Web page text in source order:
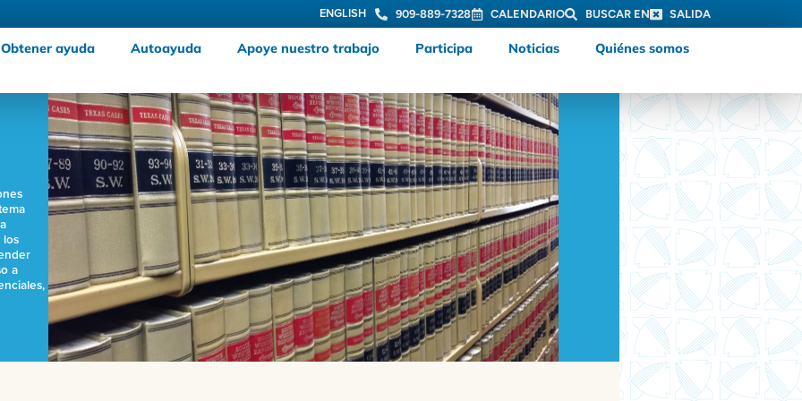
ENGLISH 909-889-7328 CALENDARIO BUSCAR EN SALIDA
Obtener ayuda Autoayuda Apoye nuestro trabajo Participa Noticias Quiénes somos
a